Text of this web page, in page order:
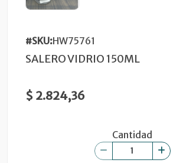
#SKU:HW75761
SALERO VIDRIO 150ML
$ 2.824,36
Cantidad